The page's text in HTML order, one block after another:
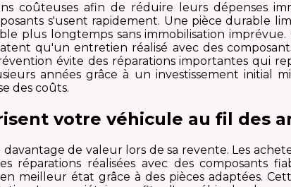
coûteuses afin de réduire leurs dépenses
s'usent rapidement. Une pièce durable
plus longtemps sans immobilisation
qu'un entretien réalisé avec des
évite des réparations importantes qui
années grâce à un investissement initial
des coûts.
votre véhicule au fil des
de valeur lors de sa revente. Les
réparations réalisées avec des composants
meilleur état grâce à des pièces adaptées.